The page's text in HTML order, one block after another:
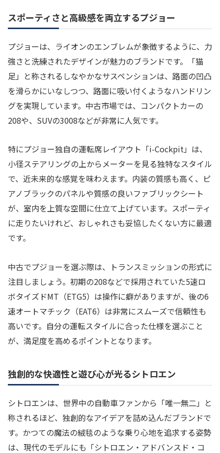
スポーティさと高級感を両立するプジョー
プジョーは、ライオンのエンブレムが象徴するように、力
強さと洗練されたデザインが魅力のブランドです。「猫
足」と称されるしなやかなサスペンションは、路面の凹凸
を滑らかにいなしつつ、路面に吸い付くようなハンドリン
グを実現しています。中古市場では、コンパクトカーの
208や、SUVの3008などが非常に人気です。
特にプジョー独自の運転席レイアウト「i-Cockpit」は、
小径ステアリングの上からメーターを見る独特なスタイル
で、近未来的な感覚を味わえます。内装の質感も高く、ピ
アノブラックのパネルや質感の良いファブリックシート
が、室内を上質な空間に仕立て上げています。スポーティ
に走りたいけれど、おしゃれさも妥協したくない方に最適
です。
中古でプジョーを選ぶ際は、トランスミッションの形式に
注目しましょう。初期の208などで採用されていた5速ロ
ボタイズドMT（ETG5）は操作に癖がありますが、後の6
速オートマチック（EAT6）は非常にスムーズで信頼性も
高いです。自分の運転スタイルに合った仕様を選ぶこと
が、満足度を高めるポイントとなります。
独創的な快適性と遊び心が光るシトロエン
シトロエンは、世界中の自動車ファンから「唯一無二」と
称されるほど、独創的なアイデアを詰め込んだブランドで
す。かつての魔法の絨毯のような乗り心地を追求する姿勢
は、現代のモデルにも「シトロエン・アドバンスド・コ